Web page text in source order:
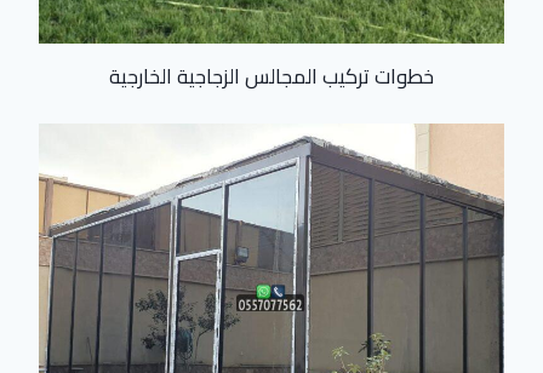
خطوات تركيب المجالس الزجاجية الخارجية